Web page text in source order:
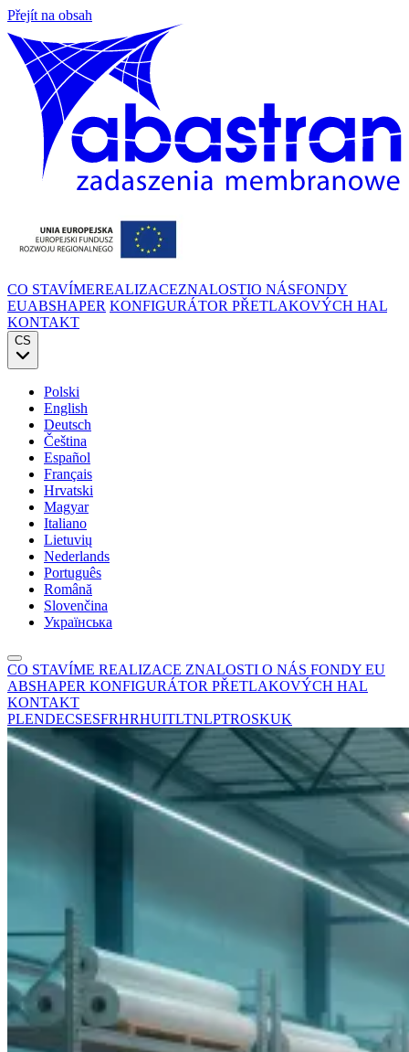
Přejít na obsah
CO STAVÍMEREALIZACEZNALOSTIO NÁSFONDY
EUABSHAPER KONFIGURÁTOR PŘETLAKOVÝCH HAL
KONTAKT
CS
Polski
English
Deutsch
Čeština
Español
Français
Hrvatski
Magyar
Italiano
Lietuvių
Nederlands
Português
Română
Slovenčina
Українська
CO STAVÍME REALIZACE ZNALOSTI O NÁS FONDY EU
ABSHAPER KONFIGURÁTOR PŘETLAKOVÝCH HAL
KONTAKT
PLENDECSESFRHRHUITLTNLPTROSKUK